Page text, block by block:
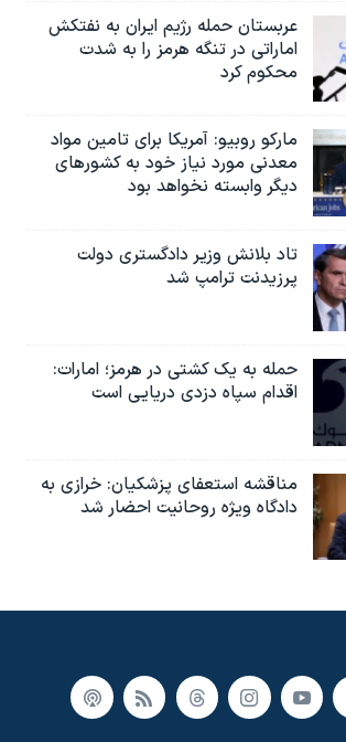
عربستان حمله رژیم ایران به نفتکش
اماراتی در تنگه هرمز را به‌ شدت
محکوم کرد
مارکو روبیو: آمریکا برای تامین مواد
معدنی مورد نیاز خود به کشورهای
دیگر وابسته نخواهد بود
تاد بلانش وزیر دادگستری دولت
پرزیدنت ترامپ شد
حمله به یک کشتی در هرمز؛ امارات:
اقدام سپاه دزدی دریایی است
مناقشه استعفای پزشکیان: خرازی به
دادگاه ویژه روحانیت احضار شد